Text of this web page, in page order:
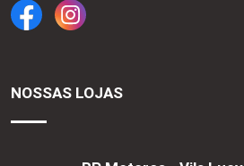
NOSSAS LOJAS